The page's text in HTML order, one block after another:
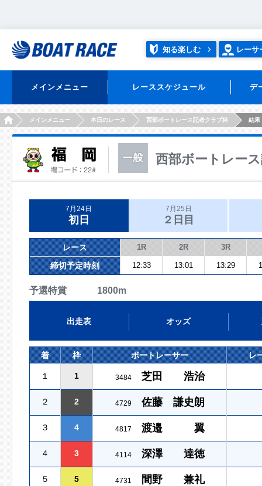
知る楽しむ レーサ
メインメニュー レーススケジュール デ
HOMEメインメニュー 本日のレース 西部ボートレース記者クラブ杯 結果
西部ボートレー
7月24日
初日
7月25日
２日目
レース 1R 2R 3R
締切予定時刻 12:33 13:01 13:29
予選特賞 1800m
出走表 オッズ
着 枠 ボートレーサー レ
１ 1 3484 芝田 浩治
２ 2 4729 佐藤 謙史朗
３ 4 4817 渡邉 翼
４ 3 4114 深澤 達徳
５ 5 4731 間野 兼礼